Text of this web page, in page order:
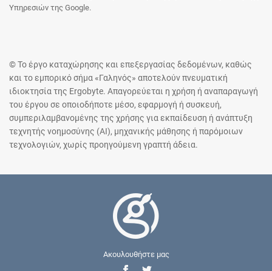
Υπηρεσιών της Google.
© Το έργο καταχώρησης και επεξεργασίας δεδομένων, καθώς
και το εμπορικό σήμα «Γαληνός» αποτελούν πνευματική
ιδιοκτησία της Ergobyte. Απαγορεύεται η χρήση ή αναπαραγωγή
του έργου σε οποιοδήποτε μέσο, εφαρμογή ή συσκευή,
συμπεριλαμβανομένης της χρήσης για εκπαίδευση ή ανάπτυξη
τεχνητής νοημοσύνης (AI), μηχανικής μάθησης ή παρόμοιων
τεχνολογιών, χωρίς προηγούμενη γραπτή άδεια.
Ακουλουθήστε μας